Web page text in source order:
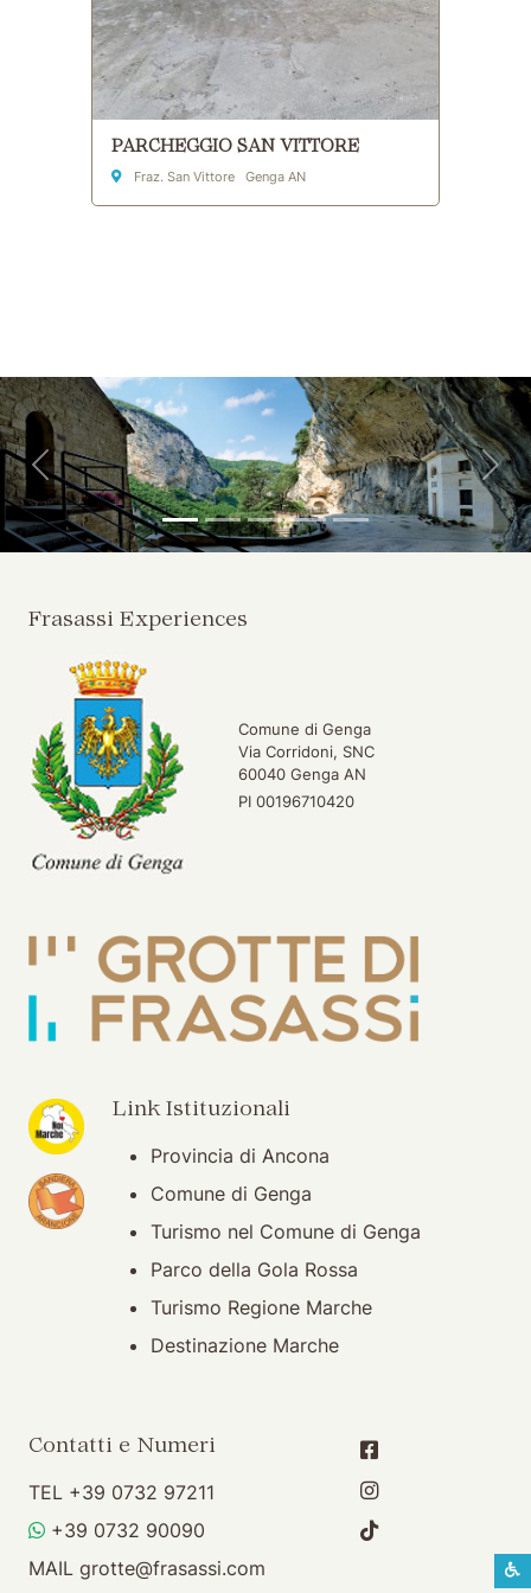
PARCHEGGIO SAN VITTORE
Indirizzo
Fraz. San Vittore Genga AN
Indietro
Frasassi Experiences
Comune di Genga
Via Corridoni, SNC
60040 Genga AN
PI 00196710420
(apertura su nuova finestra)
(apertura su nuova finestra)
Link Istituzionali
Provincia di Ancona
Comune di Genga
Turismo nel Comune di Genga
Parco della Gola Rossa
Turismo Regione Marche
Destinazione Marche
Contatti e Numeri
TEL +39 0732 97211
WHATSAPP
+39 0732 90090
MAIL grotte@frasassi.com
Vai ai contenuti della pagina
Vai all'intestazione della pagina